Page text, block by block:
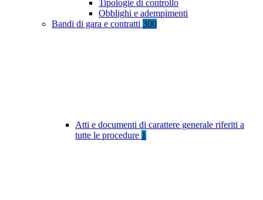
Tipologie di controllo
Obblighi e adempimenti
Bandi di gara e contratti 300
Atti e documenti di carattere generale riferiti a
tutte le procedure 1